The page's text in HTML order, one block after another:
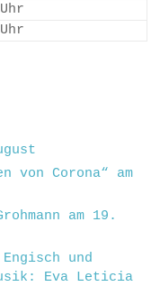
Corona“ am
am 19.
und
Eva Leticia